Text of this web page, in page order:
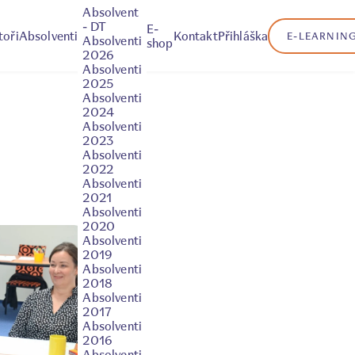
Absolventi
Absolvent
- DT
Absolventi
2026
Absolventi
2025
Absolventi
2024
Absolventi
2023
Absolventi
2022
Absolventi
2021
Absolventi
2020
Absolventi
2019
Absolventi
2018
Absolventi
2017
Absolventi
2016
E-
shopKontaktPřihláška E-